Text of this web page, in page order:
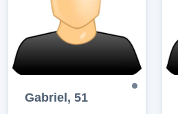
Gabriel, 51